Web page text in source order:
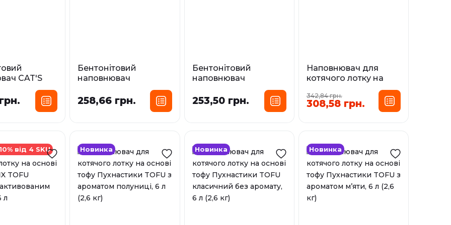
CAT'S
Бентонітовий
наповнювач
CATMANIA білий з
карбоновим ефектом
У наявності
258,66 грн.
Бентонітовий
наповнювач
ароматом свіжість
У наявності
253,50 грн.
Наповнювач для
котячого лотку на
основі тофу KOTIX
TOFU Aloe Vera, з
ароматом алое вера
У наявності
342,84 грн.
308,58 грн.
від 4 SKU Новинка Новинка Новинка